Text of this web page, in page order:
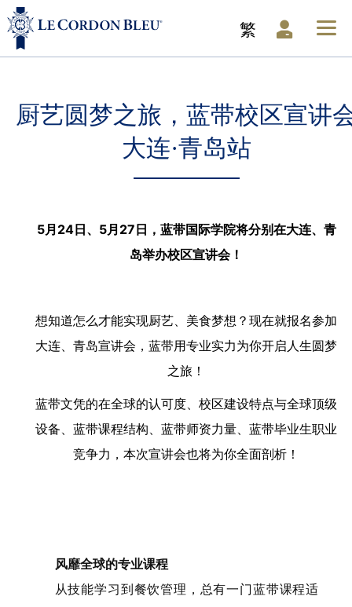
繁
厨艺圆梦之旅，蓝带校区宣讲
大连·青岛站
5月24日、5月27日，蓝带国际学院将分别在大连、青
岛举办校区宣讲会！
想知道怎么才能实现厨艺、美食梦想？现在就报名参加
大连、青岛宣讲会，蓝带用专业实力为你开启人生圆梦
之旅！
蓝带文凭的在全球的认可度、校区建设特点与全球顶级
设备、蓝带课程结构、蓝带师资力量、蓝带毕业生职业
竞争力，本次宣讲会也将为你全面剖析！
风靡全球的专业课程
从技能学习到餐饮管理，总有一门蓝带课程适